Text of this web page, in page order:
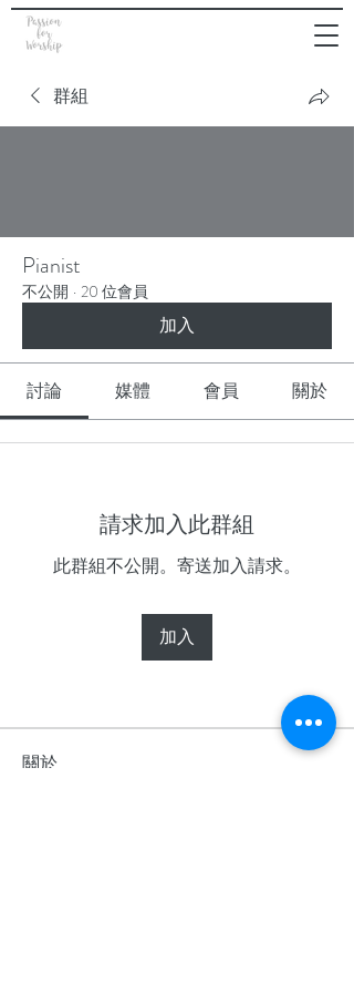
群組
Pianist
不公開 · 20 位會員
加入
討論 媒體 會員 關於
請求加入此群組
此群組不公開。寄送加入請求。
加入
關於